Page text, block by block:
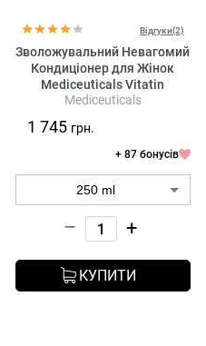
Відгуки(2)
Зволожувальний Невагомий
Кондиціонер для Жінок
Mediceuticals Vitatin
Conditioner
Mediceuticals
1 745 грн.
+ 87 бонусів
– +
КУПИТИ